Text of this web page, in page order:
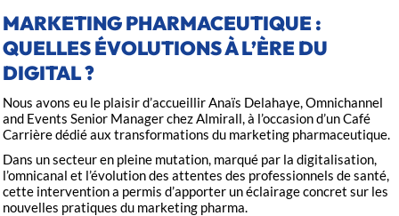
MARKETING PHARMACEUTIQUE :
QUELLES ÉVOLUTIONS À L’ÈRE DU
DIGITAL ?
Nous avons eu le plaisir d’accueillir Anaïs Delahaye, Omnichannel
and Events Senior Manager chez Almirall, à l’occasion d’un Café
Carrière dédié aux transformations du marketing pharmaceutique.
Dans un secteur en pleine mutation, marqué par la digitalisation,
l’omnicanal et l’évolution des attentes des professionnels de santé,
cette intervention a permis d’apporter un éclairage concret sur les
nouvelles pratiques du marketing pharma.